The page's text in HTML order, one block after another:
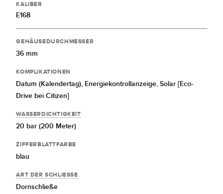
KALIBER
E168
GEHÄUSEDURCHMESSER
36 mm
KOMPLIKATIONEN
Datum (Kalendertag), Energiekontrollanzeige,Solar [Eco-
Drive bei Citizen]
WASSERDICHTIGKEIT
20 bar (200 Meter)
ZIFFERBLATTFARBE
blau
ART DER SCHLIESSE
Dornschließe